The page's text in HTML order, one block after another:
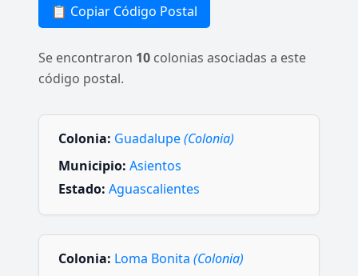
📋 Copiar Código Postal
Se encontraron 10 colonias asociadas a este
código postal.
Colonia: Guadalupe(Colonia)
Municipio: Asientos
Estado: Aguascalientes
Colonia: Loma Bonita (Colonia)